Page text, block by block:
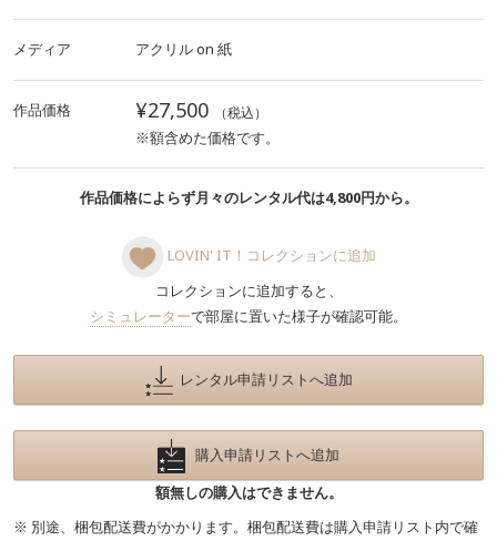
メディア アクリルon 紙
作品価格 ¥27,500 （税込）
※額含めた価格です。
作品価格によらず月々のレンタル代は4,800円から。
LOVIN' IT！コレクションに追加
コレクションに追加すると、
シミュレーターで部屋に置いた様子が確認可能。
レンタル申請リストへ追加
購入申請リストへ追加
額無しの購入はできません。
※ 別途、梱包配送費がかかります。梱包配送費は購入申請リスト内で確